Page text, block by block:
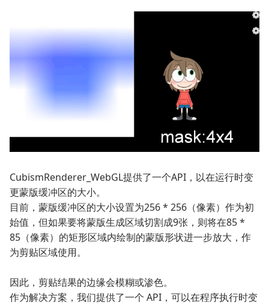
CubismRenderer_WebGL提供了一个API，以在运行时变
更蒙版缓冲区的大小。
目前，蒙版缓冲区的大小设置为256 * 256（像素）作为初
始值，但如果要将蒙版生成区域切割成9张，则将在85 *
85（像素）的矩形区域内绘制的蒙版形状进一步放大，作
为剪贴区域使用。
因此，剪贴结果的边缘会模糊或渗色。
作为解决方案，我们提供了一个 API，可以在程序执行时变